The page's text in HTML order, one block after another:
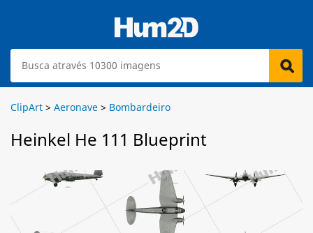
ClipArt > Aeronave > Bombardeiro
Heinkel He 111 Blueprint